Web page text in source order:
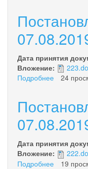
224
Дата принятия
Вложение:
Подробнее
223
24
Дата принятия
Вложение:
Подробнее
19